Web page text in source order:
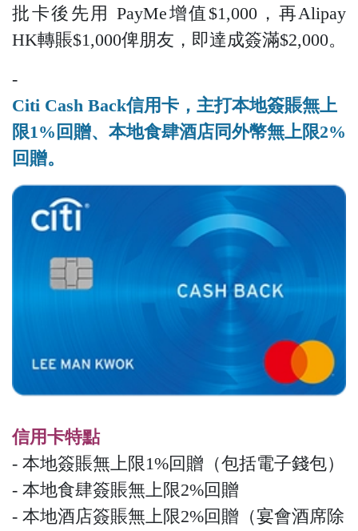
批卡後先用 PayMe增值$1,000，再Alipay
HK轉賬$1,000俾朋友，即達成簽滿$2,000。
-
Citi Cash Back信用卡，主打本地簽賬無上
限1%回贈、本地食肆酒店同外幣無上限2%
回贈。
信用卡特點
- 本地簽賬無上限1%回贈（包括電子錢包）
- 本地食肆簽賬無上限2%回贈
- 本地酒店簽賬無上限2%回贈（宴會酒席除